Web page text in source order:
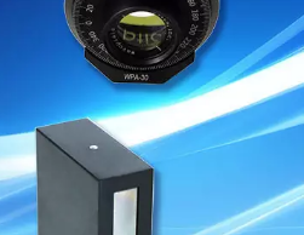
한국어
中文
Svenska språket
Lietuvos kalba